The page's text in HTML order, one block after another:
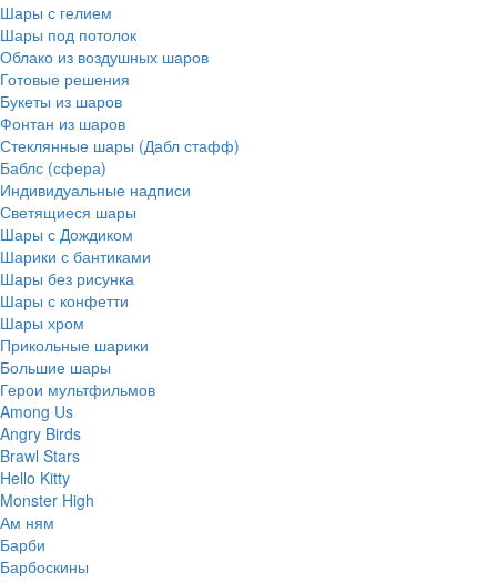
Шары с гелием
Шары под потолок
Облако из воздушных шаров
Готовые решения
Букеты из шаров
Фонтан из шаров
Стеклянные шары (Дабл стафф)
Баблс (сфера)
Индивидуальные надписи
Светящиеся шары
Шары с Дождиком
Шарики с бантиками
Шары без рисунка
Шары с конфетти
Шары хром
Прикольные шарики
Большие шары
Герои мультфильмов
Among Us
Angry Birds
Brawl Stars
Hello Kitty
Monster High
Ам ням
Барби
Барбоскины